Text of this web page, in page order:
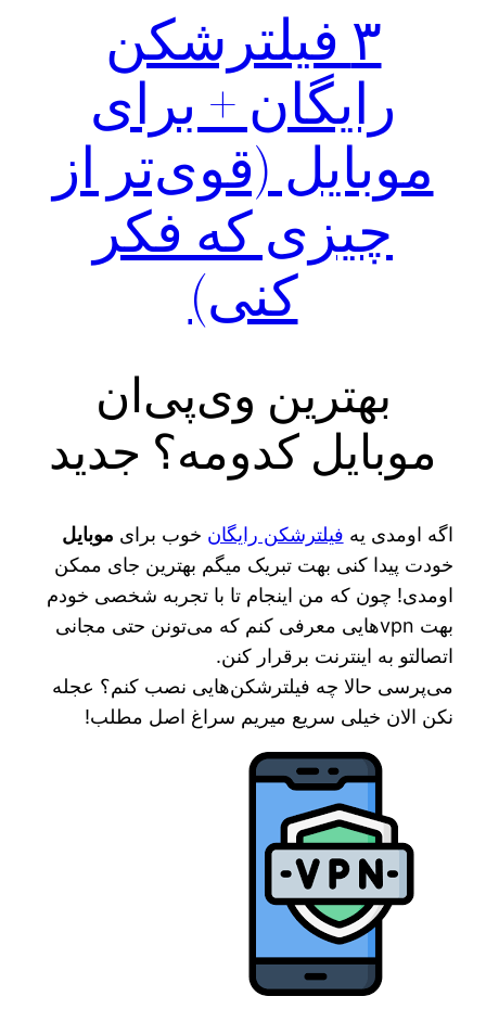
۳ فیلترشکن
رایگان + برای
موبایل (قوی‌تر از
چیزی که فکر
کنی)
بهترین وی‌پی‌ان
موبایل کدومه؟ جدید
اگه اومدی یه فیلترشکن رایگان خوب برای موبایل
خودت پیدا کنی بهت تبریک میگم بهترین جای ممکن
اومدی! چون که من اینجام تا با تجربه شخصی خودم
بهت vpnهایی معرفی کنم که می‌تونن حتی مجانی
اتصالتو به اینترنت برقرار کنن.
می‌پرسی حالا چه فیلترشکن‌هایی نصب کنم؟ عجله
نکن الان خیلی سریع میریم سراغ اصل مطلب!